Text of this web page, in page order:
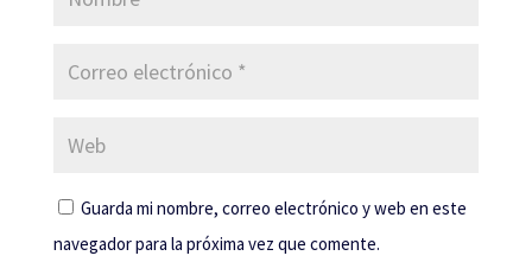
Guarda mi nombre, correo electrónico y web en este
navegador para la próxima vez que comente.